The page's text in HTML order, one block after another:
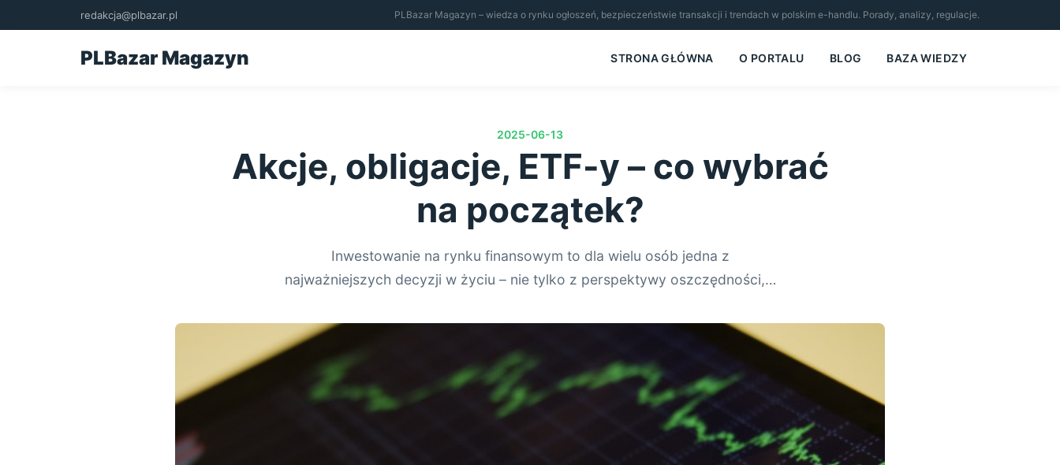
redakcja@plbazar.pl PLBazar Magazyn – wiedza o rynku ogłoszeń, bezpieczeństwie transakcji i trendach w polskim e-handlu. Porady, analizy, regulacje.
PLBazar Magazyn STRONA GŁÓWNA O PORTALU BLOG BAZA WIEDZY
2025-06-13
Akcje, obligacje, ETF-y – co wybrać
na początek?
Inwestowanie na rynku finansowym to dla wielu osób jedna z
najważniejszych decyzji w życiu – nie tylko z perspektywy oszczędności,…